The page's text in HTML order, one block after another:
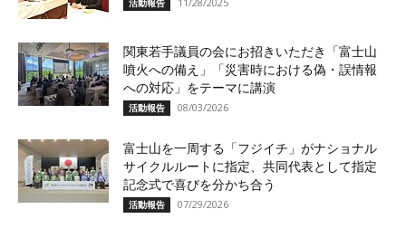
関東若手議員の会にお招きいただき「富士山
噴火への備え」「災害時における偽・誤情報
への対応」をテーマに講演
活動報告 08/03/2026
富士山を一周する「フジイチ」がナショナル
サイクルルートに指定、共同代表として指定
記念式で喜びを分かち合う
活動報告 07/29/2026